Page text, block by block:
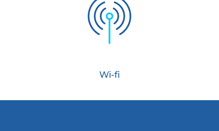
Wi-fi